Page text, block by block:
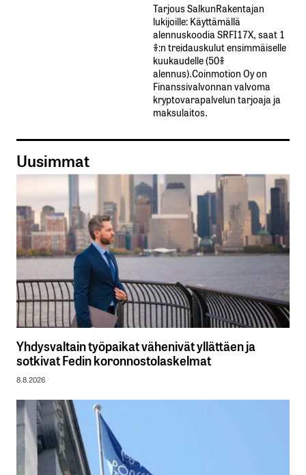
Tarjous SalkunRakentajan
lukijoille: Käyttämällä​ ​
alennuskoodia​ ​SRFI17X,​ ​saat​ ​1
%:n treidauskulut​ ​ensimmäiselle​ ​
kuukaudelle​ ​(50%​ ​
alennus).Coinmotion Oy on
Finanssivalvonnan valvoma
kryptovarapalvelun tarjoaja ja
maksulaitos.
Uusimmat
Yhdysvaltain työpaikat vähenivät yllättäen ja
sotkivat Fedin koronnostolaskelmat
8.8.2026